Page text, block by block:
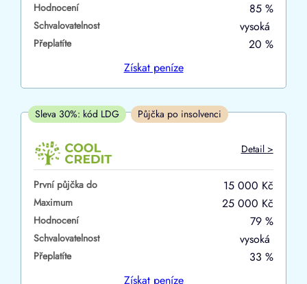
Po insolvenci
ano
ne
V hotovosti
ano
Hodnocení 85 %
Schvalovatelnost vysoká
Přeplatíte
20 %
Získatpeníze
Sleva 30%: kód LDG Půjčka po insolvenci
Detail >
První půjčka do 15 000 Kč
Maximum 25 000 Kč
Hodnocení 79 %
Schvalovatelnost vysoká
Přeplatíte
33 %
Získatpeníze